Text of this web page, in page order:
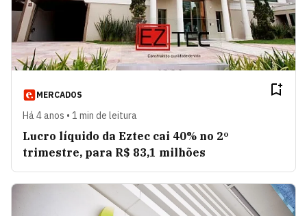
MERCADOS
Há 4 anos • 1 min de leitura
Lucro líquido da Eztec cai 40% no 2º
trimestre, para R$ 83,1 milhões